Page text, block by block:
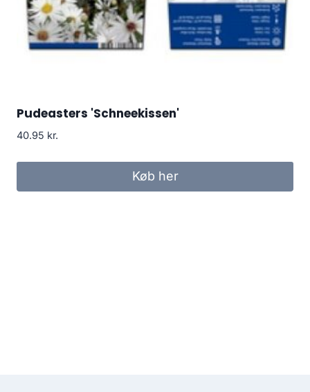
Pudeasters 'Schneekissen'
40.95 kr.
Køb her